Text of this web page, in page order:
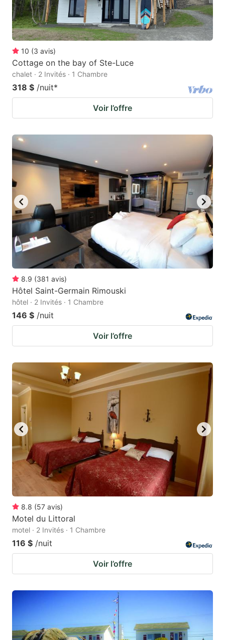
10 (3 avis)
Cottage on the bay of Ste-Luce
chalet · 2 Invités · 1 Chambre
318 $ /nuit*
Voir l’offre
8.9 (381 avis)
Hôtel Saint-Germain Rimouski
hôtel · 2 Invités · 1 Chambre
146 $ /nuit
Voir l’offre
8.8 (57 avis)
Motel du Littoral
motel · 2 Invités · 1 Chambre
116 $ /nuit
Voir l’offre